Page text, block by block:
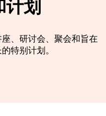
计划
、研讨会、聚会和旨在
特别计划。